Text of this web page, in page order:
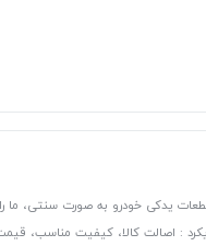
یدکی خودرو به صورت سنتی،
: اصالت کالا، کیفیت مناسب،